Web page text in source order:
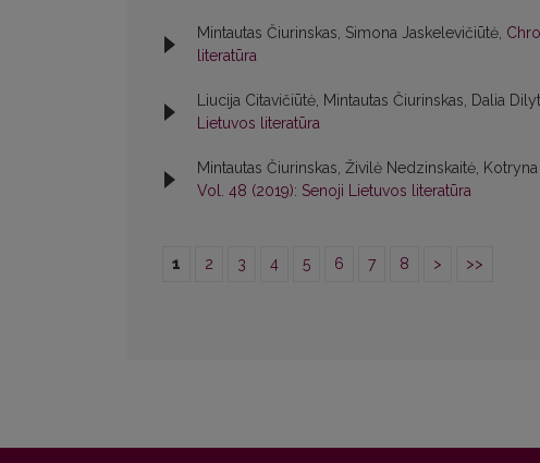
Mintautas Čiurinskas, Simona Jaskelevičiūtė,
literatūra
Liucija Citavičiūtė, Mintautas Čiurinskas, Dalia
Lietuvos literatūra
Mintautas Čiurinskas, Živilė Nedzinskaitė,
Vol. 48 (2019): Senoji Lietuvos literatūra
1 2 3 4 5 6 7 8 > >>